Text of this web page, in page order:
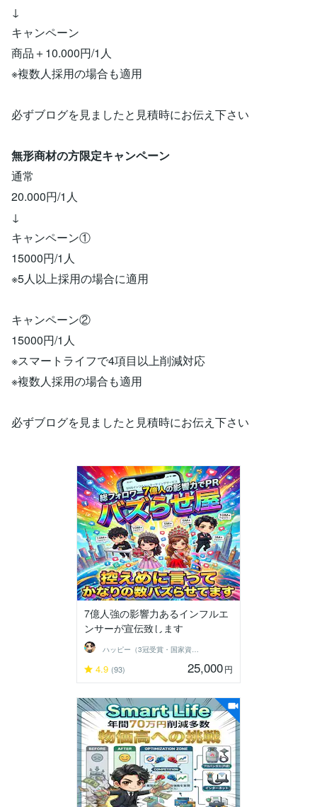
↓
キャンペーン
商品＋10.000円/1人
※複数人採用の場合も適用
必ずブログを見ましたと見積時にお伝え下さい
無形商材の方限定キャンペーン
通常
20.000円/1人
↓
キャンペーン①
15000円/1人
※5人以上採用の場合に適用
キャンペーン②
15000円/1人
※スマートライフで4項目以上削減対応
※複数人採用の場合も適用
必ずブログを見ましたと見積時にお伝え下さい
7億人強の影響力あるインフルエ
ンサーが宣伝致します
ハッピー（3冠受賞・国家資格保有）
4.9 (93) 25,000円